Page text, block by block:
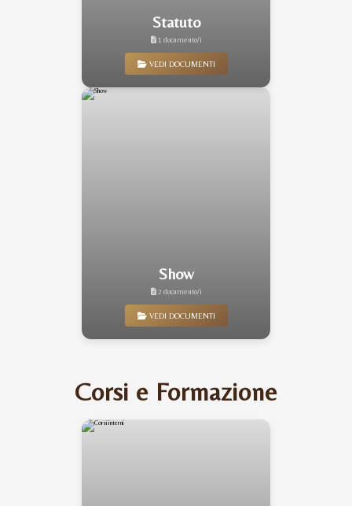
Statuto
1 documento/i
VEDI DOCUMENTI
Show
2 documento/i
VEDI DOCUMENTI
Corsi e Formazione